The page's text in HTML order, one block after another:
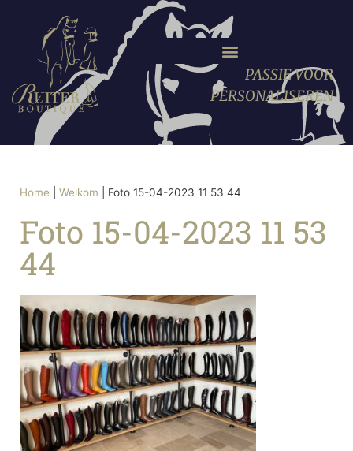
PASSIE VOOR
PERSONALISEREN
Home Welkom Foto 15-04-2023 11 53 44
Foto 15-04-2023 11 53
44